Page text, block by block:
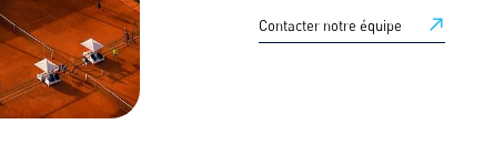
Contacter notre équipe